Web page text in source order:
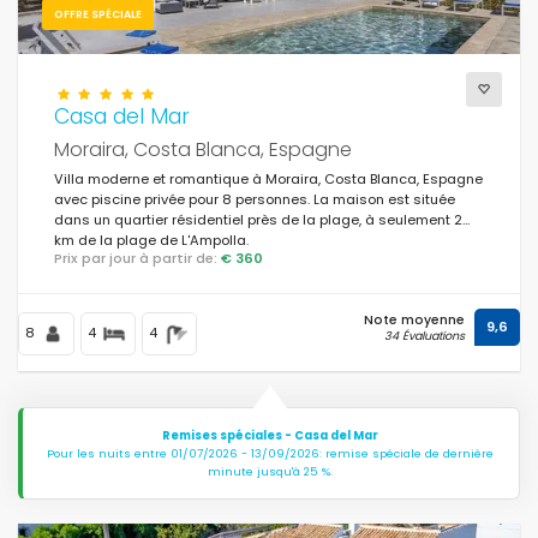
OFFRE SPÉCIALE
Casa del Mar
Moraira, Costa Blanca, Espagne
Villa moderne et romantique à Moraira, Costa Blanca, Espagne
avec piscine privée pour 8 personnes. La maison est située
dans un quartier résidentiel près de la plage, à seulement 2
km de la plage de L'Ampolla.
Prix par jour à partir de: € 360
8 4 4
Note moyenne
34 Évaluations 9,6
Remises spéciales - Casa del Mar
Pour les nuits entre 01/07/2026 - 13/09/2026: remise spéciale de dernière
minute jusqu'à 25 %.